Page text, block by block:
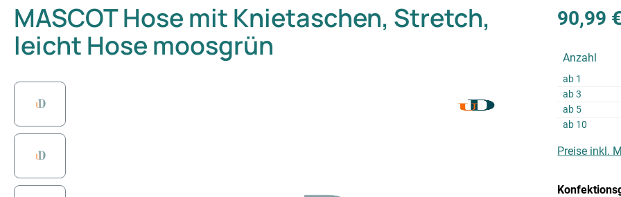
MASCOT Hose mit Knietaschen, Stretch,
leicht Hose moosgrün
90,99
Anzahl
ab 1
ab3
ab 5
ab 10
Preise inkl.